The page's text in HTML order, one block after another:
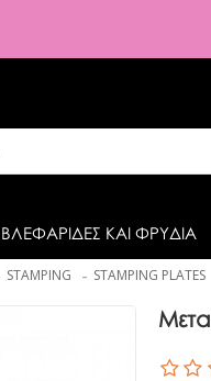
ΒΛΕΦΑΡΙΔΕΣ ΚΑΙ ΦΡΥΔΙΑ
STAMPING STAMPING PLATES